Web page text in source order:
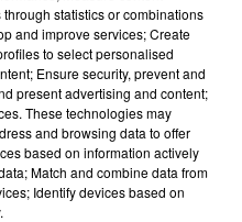
statistics or combinations
and improve services; Create
to select personalised
Ensure security, prevent and
present advertising and content;
These technologies may
and browsing data to offer
based on information actively
Match and combine data from
Identify devices based on